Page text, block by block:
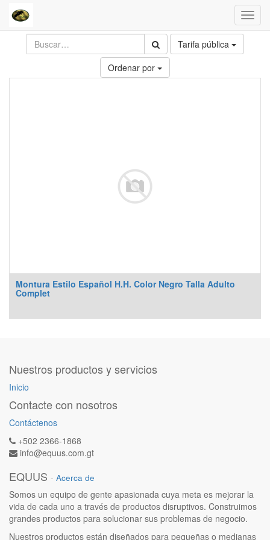
Tarifa pública
Ordenar por
Montura Estilo Español H.H. Color Negro Talla Adulto
Complet
Nuestros productos y servicios
Inicio
Contacte con nosotros
Contáctenos
+502 2366-1868
info@equus.com.gt
EQUUS - Acerca de
Somos un equipo de gente apasionada cuya meta es mejorar la
vida de cada uno a través de productos disruptivos. Construimos
grandes productos para solucionar sus problemas de negocio.
Nuestros productos están diseñados para pequeñas o medianas